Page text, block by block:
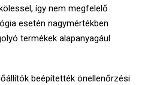
így nem megfelelő
esetén nagymértékben
termékek alapanyagául
beépítették önellenőrzési